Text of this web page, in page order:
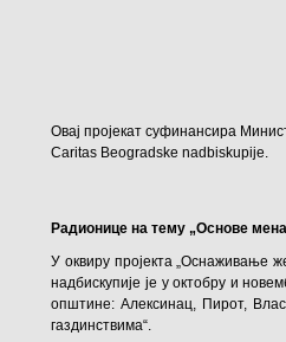
Овај пројекат суфинансира
Caritas Beogradske nadbiskupije
Радионице на тему „Основе
У оквиру пројекта „Оснаживање
надбискупије је у октобру и
општине: Алексинац, Пирот,
газдинствима“.